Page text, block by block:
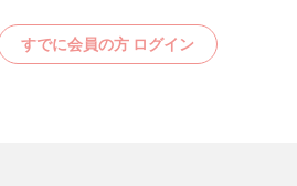
すでに会員の方 ログイン